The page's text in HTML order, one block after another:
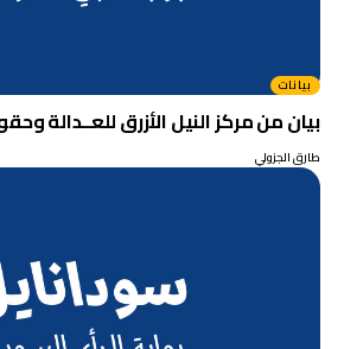
بيانات
بيان من مركز النيل الأزرق للعــدالة
طارق الجزولي